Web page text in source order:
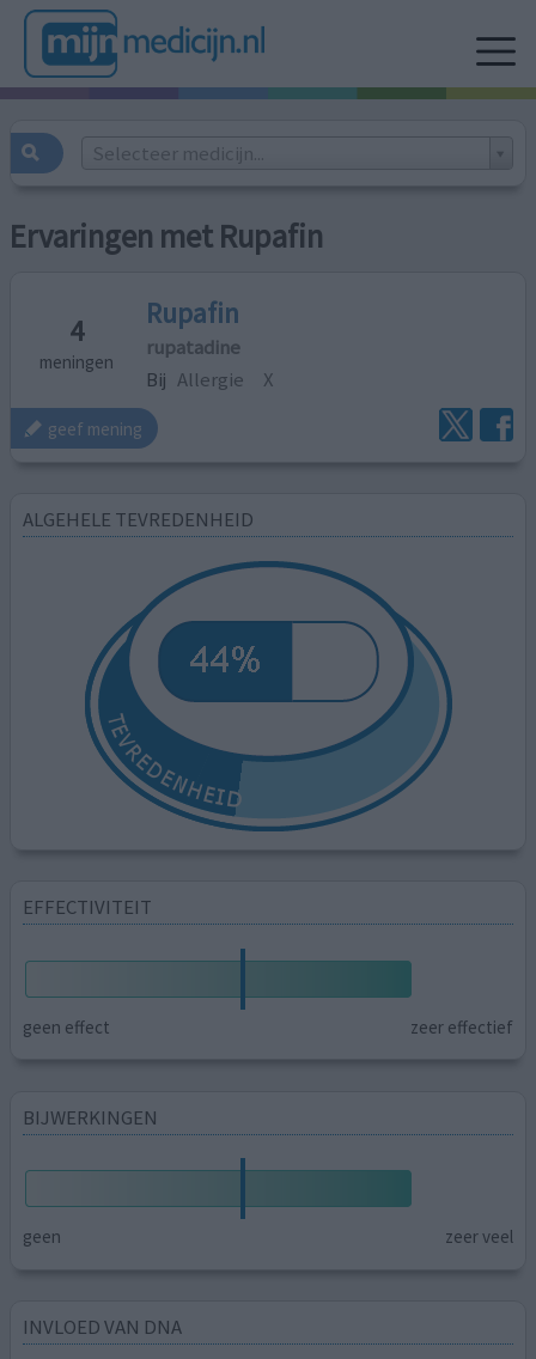
Selecteer medicijn...
Ervaringen met Rupafin
4
meningen
Rupafin
rupatadine
Bij Allergie X
geef mening
ALGEHELE TEVREDENHEID
EFFECTIVITEIT
geen effect zeer effectief
BIJWERKINGEN
geen zeer veel
INVLOED VAN DNA